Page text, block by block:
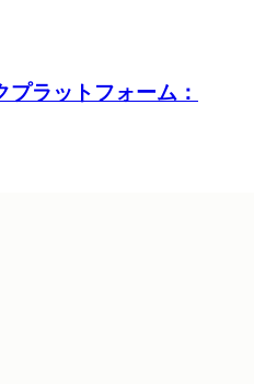
プラットフォーム：